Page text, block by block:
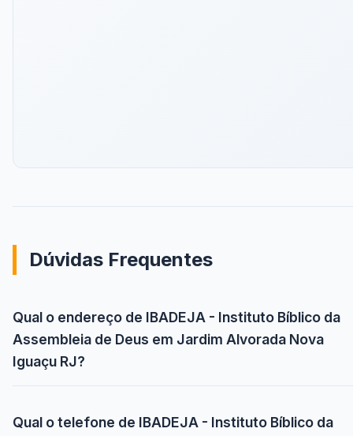
Dúvidas Frequentes
Qual o endereço de IBADEJA - Instituto Bíblico da
Assembleia de Deus em Jardim Alvorada Nova
Iguaçu RJ?
Qual o telefone de IBADEJA - Instituto Bíblico da